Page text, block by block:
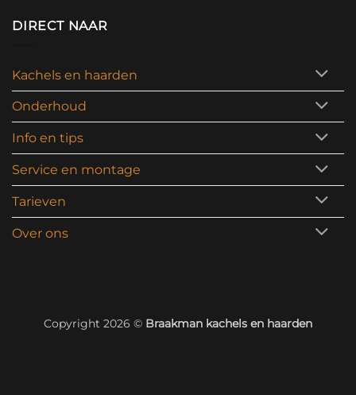
DIRECT NAAR
Kachels en haarden
Onderhoud
Info en tips
Service en montage
Tarieven
Over ons
Copyright 2026 © Braakman kachels en haarden